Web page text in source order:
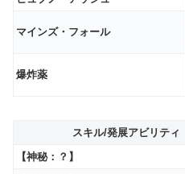
マインズ・フォール
爆炸薬
スキル/発展アビリティ
【神秘：？】